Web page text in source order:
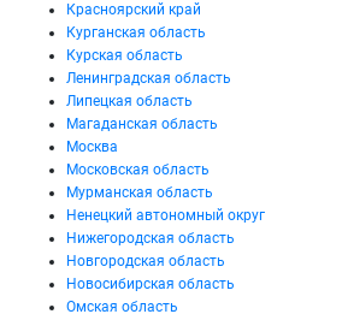
Красноярский край
Курганская область
Курская область
Ленинградская область
Липецкая область
Магаданская область
Москва
Московская область
Мурманская область
Ненецкий автономный округ
Нижегородская область
Новгородская область
Новосибирская область
Омская область